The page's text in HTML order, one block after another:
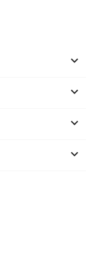



keyboard_arrow_down